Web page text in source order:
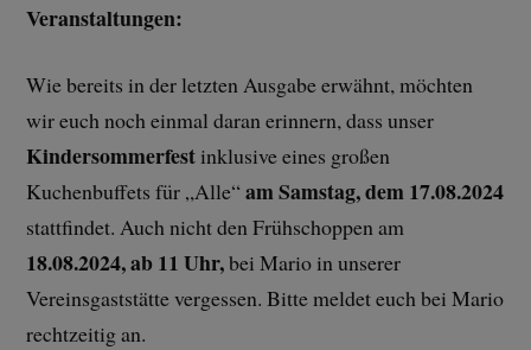
Veranstaltungen:
Wie bereits in der letzten Ausgabe erwähnt, möchten
wir euch noch einmal daran erinnern, dass unser
Kindersommerfestinklusive eines großen
Kuchenbuffets für „Alle“am Samstag, dem 17.08.2024
stattfindet. Auch nicht den Frühschoppen am
18.08.2024, ab 11 Uhr,bei Mario in unserer
Vereinsgaststätte vergessen. Bitte meldet euch bei Mario
rechtzeitig an.